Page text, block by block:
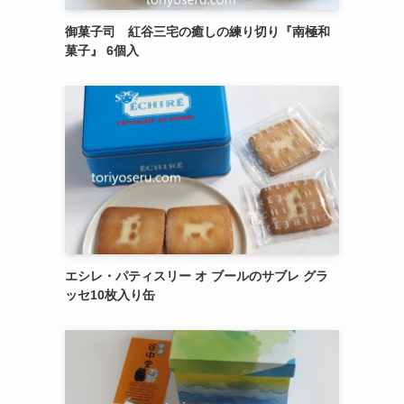
御菓子司 紅谷三宅の癒しの練り切り『南極和
菓子』 6個入
エシレ・パティスリー オ ブールのサブレ グラ
ッセ10枚入り缶